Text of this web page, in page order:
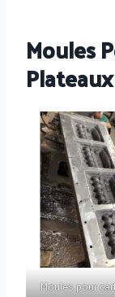
Moules
Moules pour